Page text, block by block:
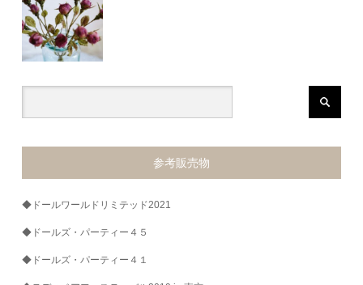
参考販売物
◆ドールワールドリミテッド2021
◆ドールズ・パーティー４５
◆ドールズ・パーティー４１